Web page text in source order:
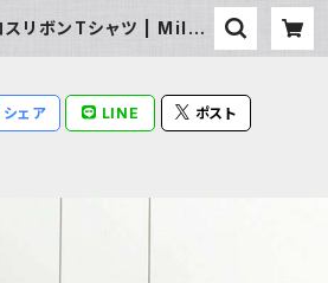
スリボンTシャツ | Milky
シェア LINE ポスト